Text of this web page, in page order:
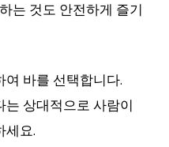
는 것도 안전하게 즐기
여 바를 선택합니다.
는 상대적으로 사람이
세요.